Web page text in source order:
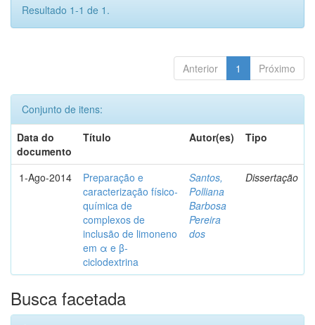
Resultado 1-1 de 1.
Anterior 1 Próximo
Conjunto de itens:
Data do
documento
Título Autor(es) Tipo
1-Ago-2014
Preparação e
caracterização físico-
química de
complexos de
inclusão de limoneno
em α e β-
ciclodextrina
Santos,
Polliana
Barbosa
Pereira
dos
Dissertação
Busca facetada